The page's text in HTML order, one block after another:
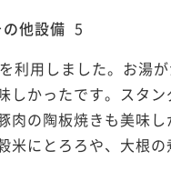
の他設備 5
利用しました。お湯
かったです。スタ
の陶板焼きも美味
にとろろや、大根